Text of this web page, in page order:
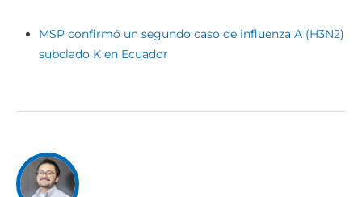
MSP confirmó un segundo caso de influenza A (H3N2)
subclado K en Ecuador